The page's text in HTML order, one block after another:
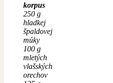
korpus
250 g
hladkej
špaldovej
múky
100 g
mletých
vlašských
orechov